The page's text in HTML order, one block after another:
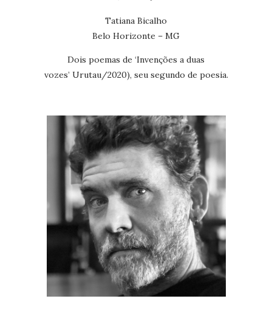
Tatiana Bicalho
Belo Horizonte – MG
Dois poemas de ‘Invenções a duas
vozes’ Urutau/2020), seu segundo de poesia.